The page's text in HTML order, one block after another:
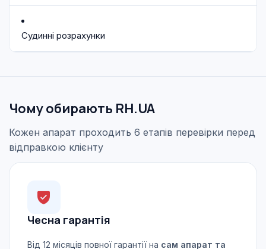
Судинні розрахунки
Чому обирають RH.UA
Кожен апарат проходить 6 етапів перевірки перед
відправкою клієнту
Чесна гарантія
Від 12 місяців повної гарантії на сам апарат та